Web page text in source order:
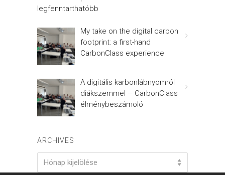
legfenntarthatóbb
My take on the digital carbon
footprint: a first-hand
CarbonClass experience
A digitális karbonlábnyomról
diákszemmel – CarbonClass
élménybeszámoló
ARCHIVES
Archives
Hónap kijelölése